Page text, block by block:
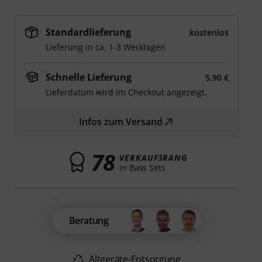
Standardlieferung
kostenlos
Lieferung in ca. 1-3 Werktagen
Schnelle Lieferung
5,90 €
Lieferdatum wird im Checkout angezeigt.
Infos zum Versand
78 VERKAUFSRANG
in Bass Sets
Beratung
Altgeräte-Entsorgung